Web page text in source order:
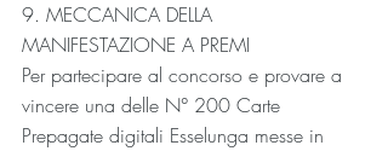
9. MECCANICA DELLA
MANIFESTAZIONE A PREMI
Per partecipare al concorso e provare a
vincere una delle N° 200 Carte
Prepagate digitali Esselunga messe in